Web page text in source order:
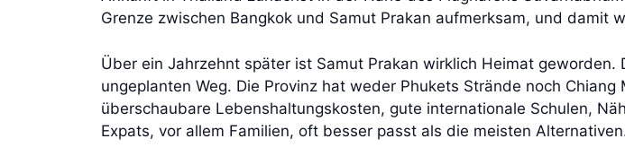
Grenze zwischen Bangkok und Samut Prakan aufmerksam, und damit
Über ein Jahrzehnt später ist Samut Prakan wirklich Heimat
ungeplanten Weg. Die Provinz hat weder Phukets Strände noch
überschaubare Lebenshaltungskosten, gute internationale Schulen,
Expats, vor allem Familien, oft besser passt als die meisten